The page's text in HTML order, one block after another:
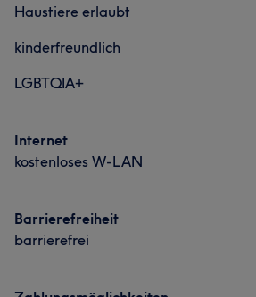
Haustiere erlaubt
kinderfreundlich
LGBTQIA+
Internet
kostenloses W-LAN
Barrierefreiheit
barrierefrei